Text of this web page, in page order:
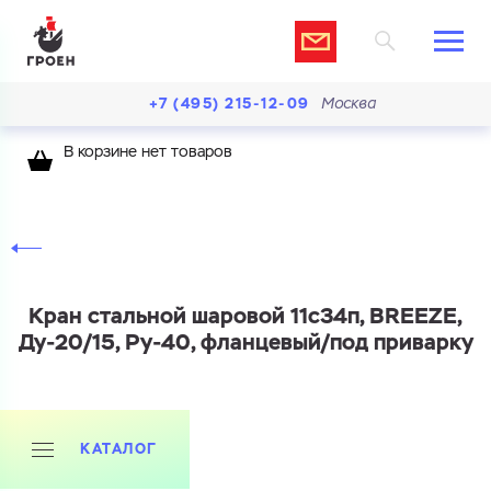
+7 (495) 215-12-09 Москва
В корзине нет товаров
Кран стальной шаровой 11с34п, BREEZE,
Ду-20/15, Ру-40, фланцевый/под приварку
КАТАЛОГ